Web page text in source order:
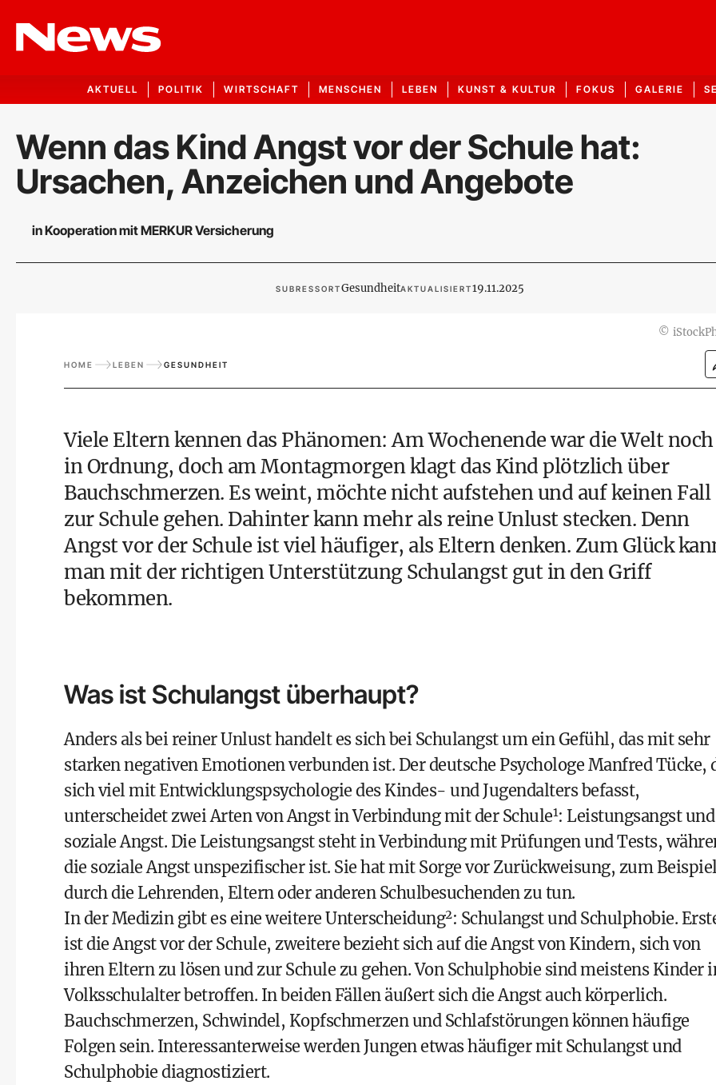
AKTUELL POLITIK WIRTSCHAFT MENSCHEN LEBEN KUNST & KULTUR FOKUS GALERIE
Wenn das Kind Angst vor der Schule hat:
Ursachen, Anzeichen und Angebote
in Kooperation mit MERKUR Versicherung
SUBRESSORTGesundheitAKTUALISIERT19.11.2025
©
HOME LEBEN GESUNDHEIT
Viele Eltern kennen das Phänomen: Am Wochenende war die Welt noch
in Ordnung, doch am Montagmorgen klagt das Kind plötzlich über
Bauchschmerzen. Es weint, möchte nicht aufstehen und auf keinen Fall
zur Schule gehen. Dahinter kann mehr als reine Unlust stecken. Denn
Angst vor der Schule ist viel häufiger, als Eltern denken. Zum Glück
man mit der richtigen Unterstützung Schulangst gut in den Griff
bekommen.
Was ist Schulangst überhaupt?
Anders als bei reiner Unlust handelt es sich bei Schulangst um ein Gefühl, das mit sehr
starken negativen Emotionen verbunden ist. Der deutsche Psychologe Manfred Tücke,
sich viel mit Entwicklungspsychologie des Kindes- und Jugendalters befasst,
unterscheidet zwei Arten von Angst in Verbindung mit der Schule1: Leistungsangst und
soziale Angst. Die Leistungsangst steht in Verbindung mit Prüfungen und Tests,
die soziale Angst unspezifischer ist. Sie hat mit Sorge vor Zurückweisung, zum
durch die Lehrenden, Eltern oder anderen Schulbesuchenden zu tun.
In der Medizin gibt es eine weitere Unterscheidung2: Schulangst und Schulphobie.
ist die Angst vor der Schule, zweitere bezieht sich auf die Angst von Kindern, sich von
ihren Eltern zu lösen und zur Schule zu gehen. Von Schulphobie sind meistens Kinder
Volksschulalter betroffen. In beiden Fällen äußert sich die Angst auch körperlich.
Bauchschmerzen, Schwindel, Kopfschmerzen und Schlafstörungen können häufige
Folgen sein. Interessanterweise werden Jungen etwas häufiger mit Schulangst und
Schulphobie diagnostiziert.